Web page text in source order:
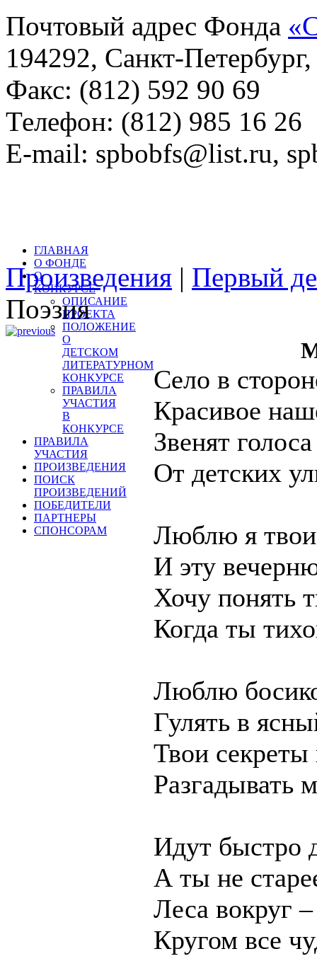
Почтовый адрес Фонда
194292, Санкт-
Факс: (812) 592 90 69
Телефон: (812) 985 16 26
E-mail: spbobfs@list.ru,
ГЛАВНАЯ
О ФОНДЕ
О
КОНКУРСЕ
ОПИСАНИЕ
ПРОЕКТА
ПОЛОЖЕНИЕ
О
ДЕТСКОМ
ЛИТЕРАТУРНОМ
КОНКУРСЕ
ПРАВИЛА
УЧАСТИЯ
В
КОНКУРСЕ
ПРАВИЛА
УЧАСТИЯ
ПРОИЗВЕДЕНИЯ
ПОИСК
ПРОИЗВЕДЕНИЙ
ПОБЕДИТЕЛИ
ПАРТНЕРЫ
СПОНСОРАМ
Произведения | Первый
Поэзия
Село в
Красивое
Звенят
От детских
Люблю я твои
И эту
Хочу понять
Когда ты
Люблю
Гулять в
Твои
Разгадывать
Идут быстро
А ты не
Леса вокруг
Кругом все